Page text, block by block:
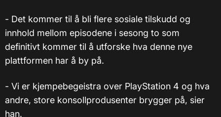
- Det kommer til å bli flere sosiale tilskudd og
innhold mellom episodene i sesong to som
definitivt kommer til å utforske hva denne nye
plattformen har å by på.
- Vi er kjempebegeistra over PlayStation 4 og hva
andre, store konsollprodusenter brygger på, sier
han.